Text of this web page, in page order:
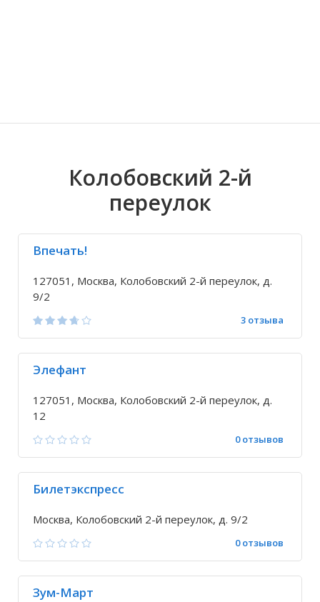
Колобовский 2-й
переулок
Впечать!
127051, Москва, Колобовский 2-й переулок, д.
9/2
3 отзыва
Элефант
127051, Москва, Колобовский 2-й переулок, д.
12
0 отзывов
Билетэкспресс
Москва, Колобовский 2-й переулок, д. 9/2
0 отзывов
Зум-Март